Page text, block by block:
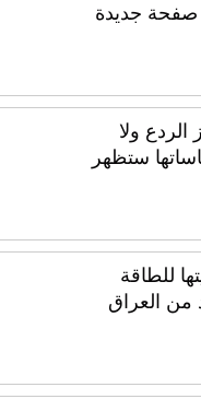
صفحة جديدة
الردع ولا
ستظهر
للطاقة
من العراق